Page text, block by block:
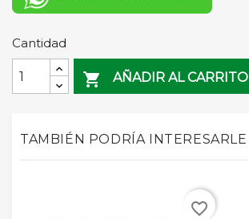
Cantidad
 AÑADIR AL CARRITO
TAMBIÉN PODRÍA INTERESARLE
favorite_border